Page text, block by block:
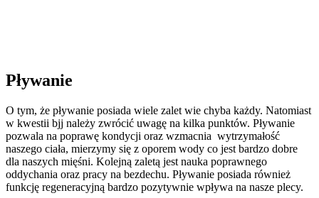
Pływanie
O tym, że pływanie posiada wiele zalet wie chyba każdy. Natomiast
w kwestii bjj należy zwrócić uwagę na kilka punktów. Pływanie
pozwala na poprawę kondycji oraz wzmacnia wytrzymałość
naszego ciała, mierzymy się z oporem wody co jest bardzo dobre
dla naszych mięśni. Kolejną zaletą jest nauka poprawnego
oddychania oraz pracy na bezdechu. Pływanie posiada również
funkcję regeneracyjną bardzo pozytywnie wpływa na nasze plecy.